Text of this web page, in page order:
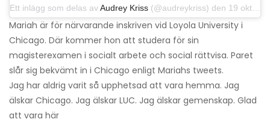
Ett inlägg som delas avAudrey Kriss (@audreykriss) den 19 oktober 2018 kl 19:31 PDT
Mariah är för närvarande inskriven vid Loyola University i
Chicago. Där kommer hon att studera för sin
magisterexamen i socialt arbete och social rättvisa. Paret
slår sig bekvämt in i Chicago enligt Mariahs tweets.
Jag har aldrig varit så upphetsad att vara hemma. Jag
älskar Chicago. Jag älskar LUC. Jag älskar gemenskap. Glad
att vara här